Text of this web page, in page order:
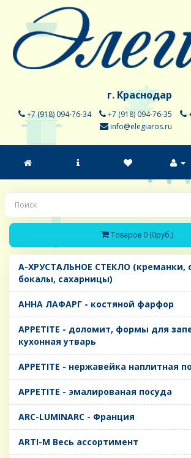
г. Краснодар
+7 (918) 094-76-34 +7 (918) 094-76-35
info@elegiaros.ru
Товаров 0 (0руб.)
A-ХРУСТАЛЬНОЕ СТЕКЛО (креманки,
бокалы, сахарницы)
AHHA ЛАФАРГ - костяной фарфор
APPETITE - доломит, формы для
кухонная утварь
APPETITE - нержавейка наплитная
APPETITE - эмалированая посуда
ARC-LUMINARC - Франция
ARTI-M Весь ассортимент